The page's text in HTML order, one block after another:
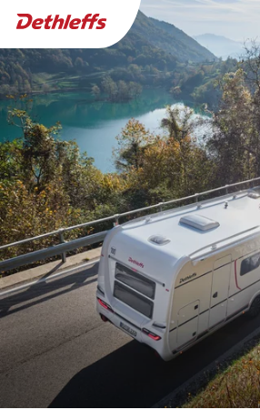
Caravanas
C'JOY
Caravan
NUEVO
Búsqueda de